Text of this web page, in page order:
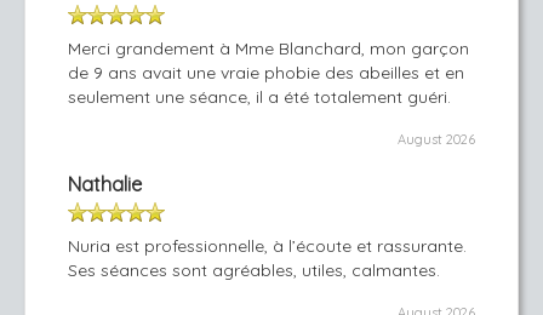
Merci grandement à Mme Blanchard, mon garçon
de 9 ans avait une vraie phobie des abeilles et en
seulement une séance, il a été totalement guéri.
August 2026
Nathalie
Nuria est professionnelle, à l’écoute et rassurante.
Ses séances sont agréables, utiles, calmantes.